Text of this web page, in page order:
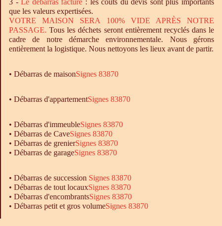
3 -Le débarrasfacturé : les coûts du devis sont plus importants
que les valeurs expertisées.
VOTRE MAISON SERA 100% VIDE APRÈS NOTRE
PASSAGE. Tous les déchets seront entièrement recyclés dans le
cadre de notre démarche environnementale. Nous gérons
entièrement la logistique. Nous nettoyons les lieux avant de partir.
• Débarras de maisonSignes 83870
• Débarras d'appartementSignes 83870
• Débarras d'immeubleSignes 83870
• Débarras de CaveSignes 83870
• Débarras de grenierSignes 83870
• Débarras de garageSignes 83870
• Débarras de succession Signes 83870
• Débarras de tout locauxSignes 83870
• Débarras d'encombrantsSignes 83870
• Débarras petit et gros volumeSignes 83870